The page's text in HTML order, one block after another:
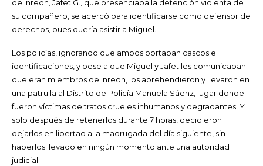
de Inredh, Jafet G., que presenciaba la detención violenta de
su compañero, se acercó para identificarse como defensor de
derechos, pues quería asistir a Miguel.
Los policías, ignorando que ambos portaban cascos e
identificaciones, y pese a que Miguel y Jafet les comunicaban
que eran miembros de Inredh, los aprehendieron y llevaron en
una patrulla al Distrito de Policía Manuela Sáenz, lugar donde
fueron víctimas de tratos crueles inhumanos y degradantes. Y
solo después de retenerlos durante 7 horas, decidieron
dejarlos en libertad a la madrugada del día siguiente, sin
haberlos llevado en ningún momento ante una autoridad
judicial.